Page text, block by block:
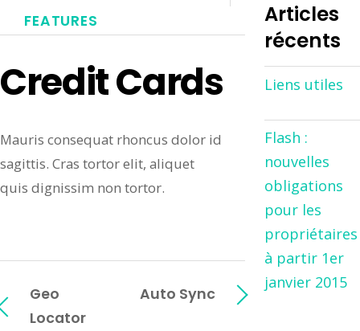
FEATURES
Credit Cards
Mauris consequat rhoncus dolor id
sagittis. Cras tortor elit, aliquet
quis dignissim non tortor.
Geo
Locator
Auto Sync
Articles
récents
Liens utiles
Flash :
nouvelles
obligations
pour les
propriétaires
à partir 1er
janvier 2015